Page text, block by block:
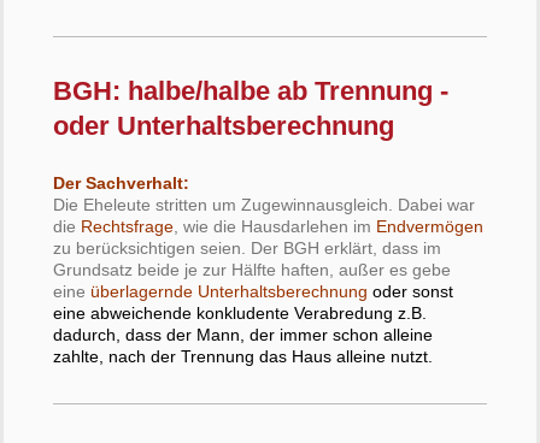
BGH: halbe/halbe ab Trennung -
oder Unterhaltsberechnung
Der Sachverhalt:
Die Eheleute stritten um Zugewinnausgleich. Dabei war
die Rechtsfrage , wie die Hausdarlehen im Endvermögen
zu berücksichtigen seien. Der BGH erklärt, dass im
Grundsatz beide je zur Hälfte haften, außer es gebe
eine überlagernde Unterhaltsberechnung oder sonst
eine abweichende konkludente Verabredung z.B.
dadurch, dass der Mann, der immer schon alleine
zahlte, nach der Trennung das Haus alleine nutzt.